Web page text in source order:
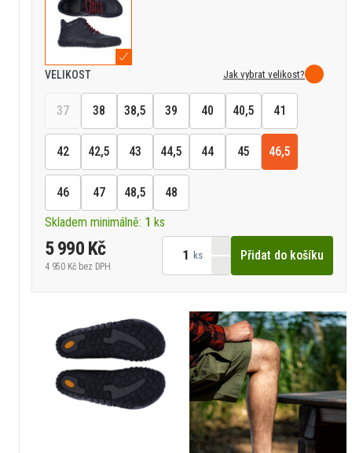
VELIKOST Jak vybrat velikost?
37 38 38,5 39 40 40,5 41
42 42,5 43 44,5 44 45 46,5
46 47 48,5
48
Skladem minimálně: 1 ks
5 990 Kč
4 950 Kč bez DPH
ks Přidat do košíku